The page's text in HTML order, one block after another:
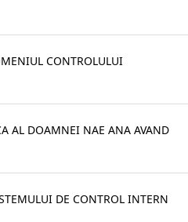
CONTROLULUI
AL DOAMNEI NAE ANA AVAND
DE CONTROL INTERN